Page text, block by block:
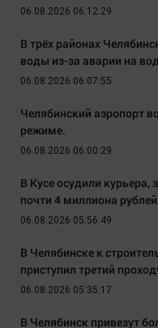
06.08.2026 06:12:29
В трёх районах
воды из-за аварии на
06.08.2026 06:07:55
Челябинский аэропорт
режиме.
06.08.2026 06:00:29
В Кусе осудили
почти 4 миллиона
06.08.2026 05:56:49
В Челябинске к
приступил третий
06.08.2026 05:35:17
В Челябинск привезут